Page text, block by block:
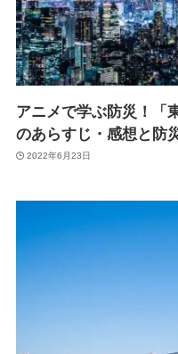
アニメで学ぶ防災！「
のあらすじ・感想と防
2022年6月23日